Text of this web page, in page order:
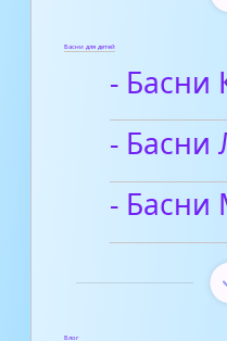
Басни для детей
- Басни
- Басни
- Басни
Блог